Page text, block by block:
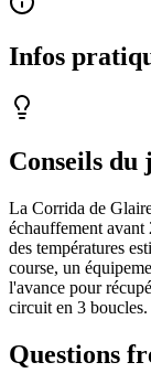
Infos
Conseils du
La Corrida de
échauffement
des températures
course, un
l'avance pour
circuit en 3 boucles.
Questions